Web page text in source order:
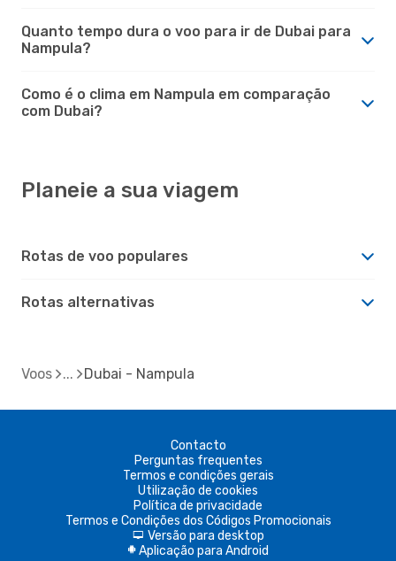
Quanto tempo dura o voo para ir de Dubai para
Nampula?
Como é o clima em Nampula em comparação
com Dubai?
Planeie a sua viagem
Rotas de voo populares
Rotas alternativas
Voos Dubai - Nampula
Contacto
Perguntas frequentes
Termos e condições gerais
Utilização de cookies
Política de privacidade
Termos e Condições dos Códigos Promocionais
d Versão para desktop
A Aplicação para Android